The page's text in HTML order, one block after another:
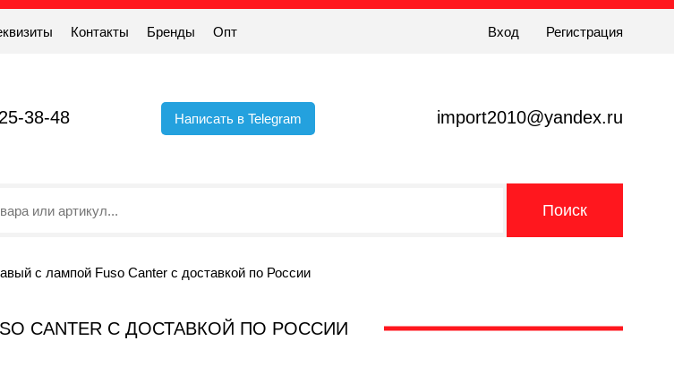
Контакты Бренды Опт Вход Регистрация
38-48 Написать в Telegram import2010@yandex.ru
с лампой Fuso Canter с доставкой по России
CANTER С ДОСТАВКОЙ ПО РОССИИ